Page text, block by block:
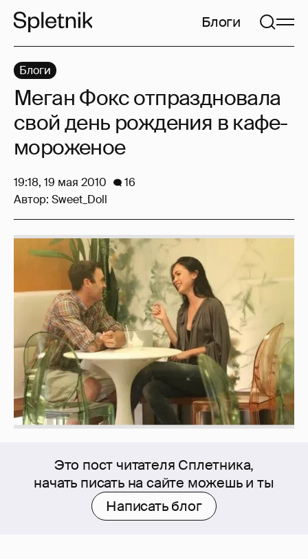
Блоги
Это пост читателя Сплетника,
начать писать на сайте можешь и ты
Написать блог
Блоги
Меган Фокс отпраздновала
свой день рождения в кафе-
мороженое
19:18, 19 мая 2010
16
Автор: Sweet_Doll